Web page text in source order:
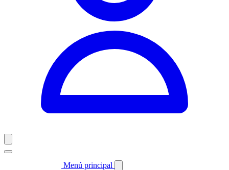
Menú principal